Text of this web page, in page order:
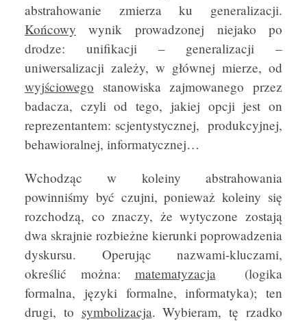
abstrahowanie zmierza ku generalizacji.
Końcowy wynik prowadzonej niejako po
drodze: unifikacji – generalizacji –
uniwersalizacji zależy, w głównej mierze, od
wyjściowego stanowiska zajmowanego przez
badacza, czyli od tego, jakiej opcji jest on
reprezentantem: scjentystycznej, produkcyjnej,
behawioralnej, informatycznej…
Wchodząc w koleiny abstrahowania
powinniśmy być czujni, ponieważ koleiny się
rozchodzą, co znaczy, że wytyczone zostają
dwa skrajnie rozbieżne kierunki poprowadzenia
dyskursu. Operując nazwami-kluczami,
określić można: matematyzacja(logika
formalna, języki formalne, informatyka); ten
drugi, to symbolizacja. Wybieram, tę rzadko